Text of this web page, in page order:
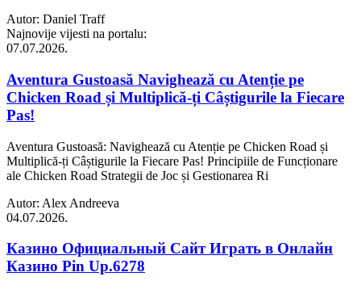
Autor: Daniel Traff
Najnovije vijesti na portalu:
07.07.2026.
Aventura Gustoasă Navighează cu Atenție pe
Chicken Road și Multiplică-ți Câștigurile la Fiecare
Pas!
Aventura Gustoasă: Navighează cu Atenție pe Chicken Road și
Multiplică-ți Câștigurile la Fiecare Pas! Principiile de Funcționare
ale Chicken Road Strategii de Joc și Gestionarea Ri
Autor: Alex Andreeva
04.07.2026.
Казино Официальный Сайт Играть в Онлайн
Казино Pin Up.6278